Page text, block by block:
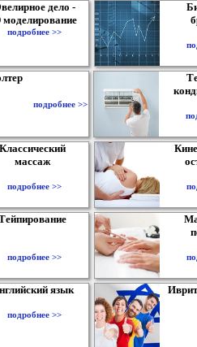
дело -
моделирование
подробнее >>
подробнее >>
Классический
массаж
подробнее >>
подробнее >>
язык
подробнее >>